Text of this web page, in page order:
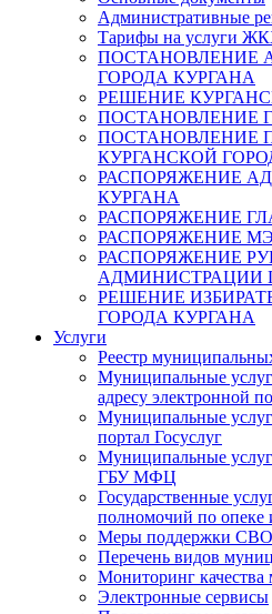
Административные
Тарифы на услуги
ПОСТАНОВЛЕНИЕ
ГОРОДА КУРГАНА
РЕШЕНИЕ
ПОСТАНОВЛЕНИЕ
ПОСТАНОВЛЕНИЕ
КУРГАНСКОЙ
РАСПОРЯЖЕНИЕ
КУРГАНА
РАСПОРЯЖЕНИЕ
РАСПОРЯЖЕНИЕ
РАСПОРЯЖЕНИЕ
АДМИНИСТРАЦИИ
РЕШЕНИЕ
ГОРОДА КУРГАНА
Услуги
Реестр
Муниципальные
адресу электронной
Муниципальные
портал Госуслуг
Муниципальные
ГБУ МФЦ
Государственные
полномочий по опеке
Меры поддержки СВО
Перечень видов
Мониторинг
Электронные сервисы